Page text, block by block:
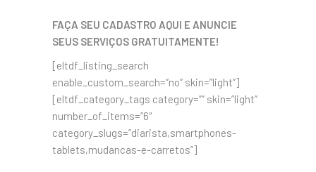
FAÇA SEU CADASTRO AQUI E ANUNCIE
SEUS SERVIÇOS GRATUITAMENTE!
[eltdf_listing_search
enable_custom_search=”no” skin=”light”]
[eltdf_category_tags category=”” skin=”light”
number_of_items=”6″
category_slugs=”diarista,smartphones-
tablets,mudancas-e-carretos”]